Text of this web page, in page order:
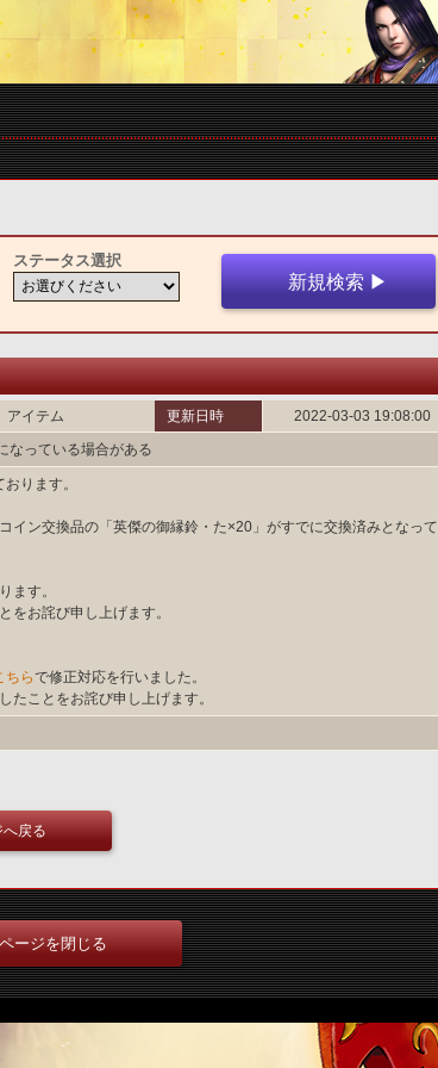
ステータス選択
アイテム 更新日時
2022-03-03 19:08:00
なっている場合がある
ります。
イン交換品の「英傑の御縁鈴・た×20」がすでに交換済みとなって
ます。
をお詫び申し上げます。
ちらで修正対応を行いました。
たことをお詫び申し上げます。
へ戻る
ージを閉じる